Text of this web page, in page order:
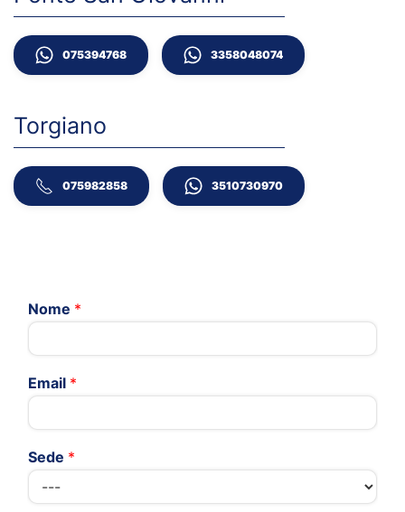
075394768 3358048074
Torgiano
075982858 3510730970
Nome *
Email *
Sede *